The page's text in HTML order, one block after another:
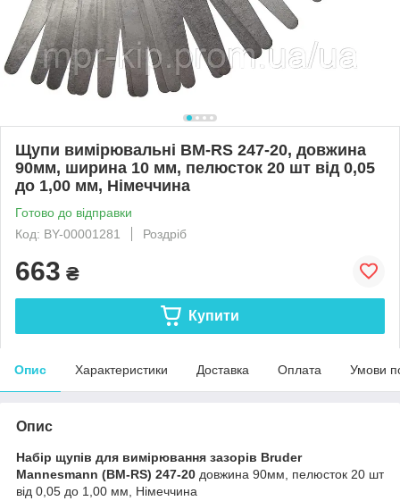
Щупи вимірювальні BM-RS 247-20, довжина
90мм, ширина 10 мм, пелюсток 20 шт від 0,05
до 1,00 мм, Німеччина
Готово до відправки
Код: BY-00001281
Роздріб
663 ₴
Купити
Опис Характеристики Доставка Оплата Умови
Опис
Набір щупів для вимірювання зазорів Bruder
Mannesmann (BM-RS) 247-20 довжина 90мм, пелюсток 20 шт
від 0,05 до 1,00 мм, Німеччина